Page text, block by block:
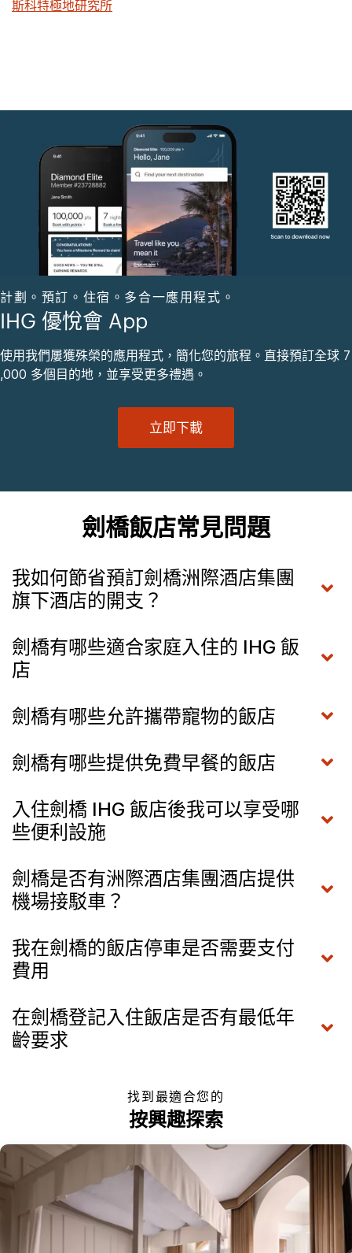
斯科特極地研究所
計劃。預訂。住宿。多合一應用程式。
IHG 優悅會 App
使用我們屢獲殊榮的應用程式，簡化您的旅程。直接預訂全球 7
,000 多個目的地，並享受更多禮遇。
立即下載
劍橋飯店常見問題
我如何節省預訂劍橋洲際酒店集團
旗下酒店的開支？
劍橋有哪些適合家庭入住的 IHG 飯
店
劍橋有哪些允許攜帶寵物的飯店
劍橋有哪些提供免費早餐的飯店
入住劍橋 IHG 飯店後我可以享受哪
些便利設施
劍橋是否有洲際酒店集團酒店提供
機場接駁車？
我在劍橋的飯店停車是否需要支付
費用
在劍橋登記入住飯店是否有最低年
齡要求
找到最適合您的
按興趣探索